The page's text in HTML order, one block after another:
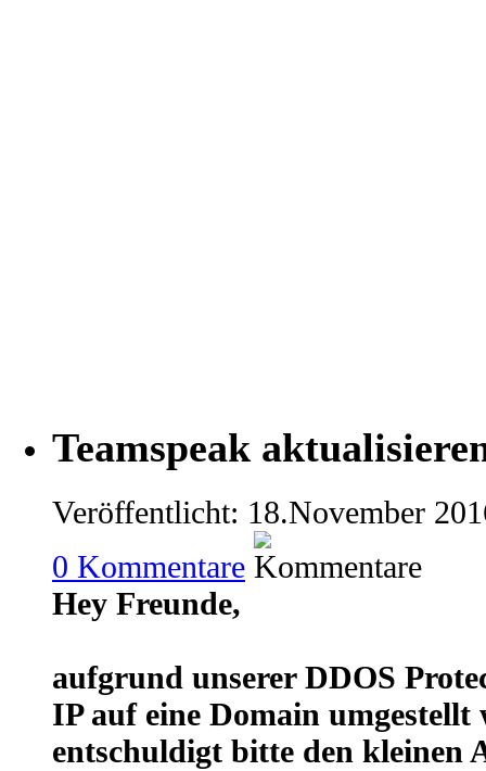
Teamspeak
Veröffentlicht: 18.November
0 Kommentare
Hey Freunde,
aufgrund unserer DDOS
IP auf eine Domain umgestellt
entschuldigt bitte den kleinen